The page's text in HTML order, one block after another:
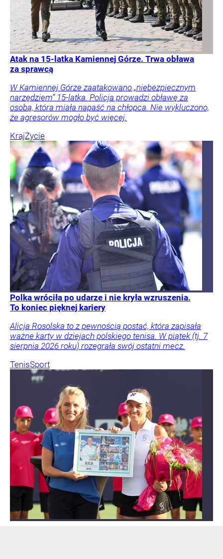
Atak na 15-latka Kamiennej Górze. Trwa obława
za sprawcą
W Kamiennej Górze zaatakowano „niebezpiecznym
narzędziem” 15-latka. Policja prowadzi obławę za
osobą, która miała napaść na chłopca. Nie wykluczono,
że agresorów mogło być więcej.
KrajŻycie
Polka wróciła po udarze i nie kryła wzruszenia.
To koniec pięknej kariery
Alicja Rosolska to z pewnością postać, która zapisała
ważne karty w dziejach polskiego tenisa. W piątek (tj. 7
sierpnia 2026 roku) rozegrała swój ostatni mecz.
TenisSport